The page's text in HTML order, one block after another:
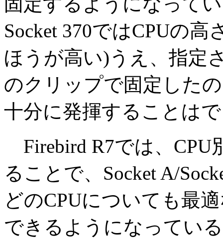
Socket 370ではCPUの高
ほうが高い)うえ、指定
のクリップで固定した
十分に発揮することは
Firebird R7では、CPU
ることで、Socket A/
どのCPUについても最
できるようになってい